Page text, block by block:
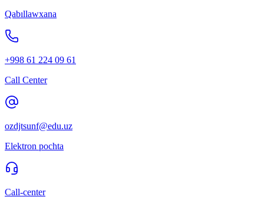
Qabıllawxana
+998 61 224 09 61
Call Center
ozdjtsunf@edu.uz
Elektron pochta
Call-center